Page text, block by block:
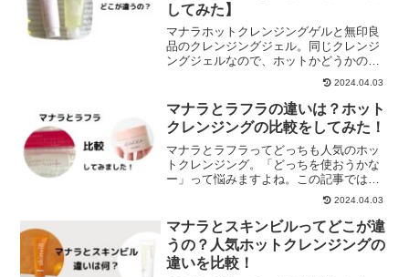
してみた】
マナラホットクレンジングゲルと無印良
品のクレンジングジェル。同じクレンジ
ングジェルなので、ホットかどうかの違
いくらいなのかなと思っていました。他
にも違いはあるのかな？無印良品に電話
で確認して、比較すると、全然違うとい
うことがわかりました。値...
2024.04.03
マナラとラフラの違いは？ホット
クレンジングの比較をしてみた！
マナラとラフラってどっちも人気のホッ
トクレンジング。「どっちを使おうかな
ー」って悩みますよね。この記事では、
マナラとラフラの違いについて、詳しく
比較してみました。よかったら参考にし
てくださいね。ちなみに、私のお気に入
りは、マナラホットクレン...
2024.04.03
マナラとスキンビルってどこが違
うの？人気ホットクレンジングの
違いを比較！